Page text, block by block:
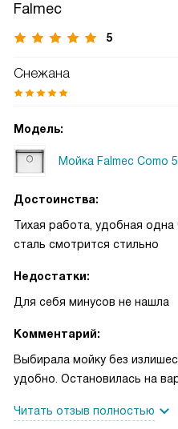
Falmec
5
Снежана
Модель:
Мойка Falmec Como
Достоинства:
Тихая работа, удобная
сталь смотрится стильно
Недостатки:
Для себя минусов не нашла
Комментарий:
Выбирала мойку без
удобно. Остановилась на
самым логичным решением.
Читать отзыв полностью